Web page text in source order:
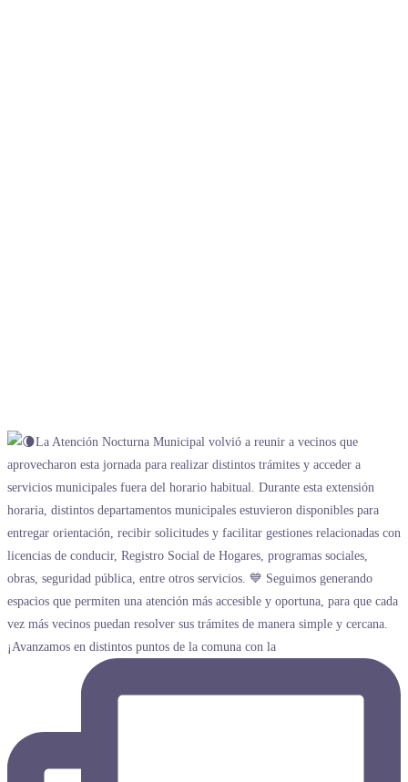
¡Avanzamos en distintos puntos de la comuna con la